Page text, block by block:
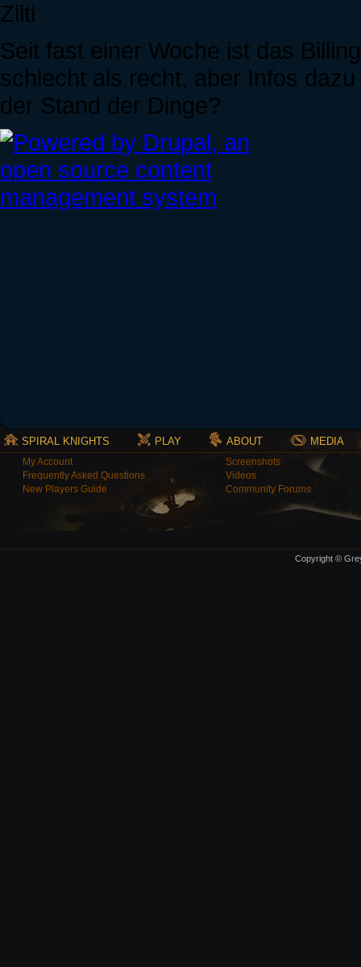
Zilti
Seit fast einer Woche ist das
schlecht als recht, aber Infos
der Stand der Dinge?
SPIRAL KNIGHTS PLAY ABOUT MEDIA
My Account
Frequently Asked Questions
New Players Guide
Screenshots
Videos
Community Forums
Copyright ©